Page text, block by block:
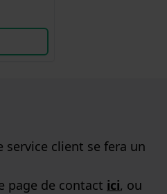
service client se fera un
page de contact ici, ou